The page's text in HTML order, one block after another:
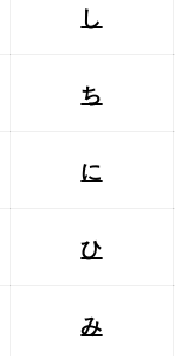
し
ち
に
ひ
み